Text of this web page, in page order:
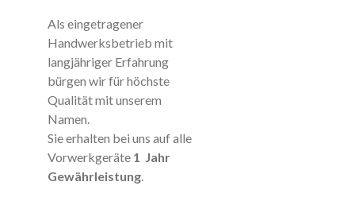
Als eingetragener
Handwerksbetrieb mit
langjähriger Erfahrung
bürgen wir für höchste
Qualität mit unserem
Namen.
Sie erhalten bei uns auf alle
Vorwerkgeräte 1 Jahr
Gewährleistung.